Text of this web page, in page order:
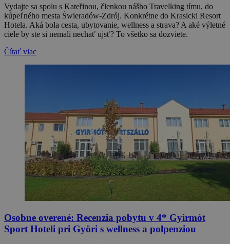
Vydajte sa spolu s Kateřinou, členkou nášho Travelking tímu, do
kúpeľného mesta Świeradów-Zdrój. Konkrétne do Krasicki Resort
Hotela. Aká bola cesta, ubytovanie, wellness a strava? A aké výletné
ciele by ste si nemali nechať ujsť? To všetko sa dozviete.
Čítať viac
Osobne overené: Recenzia pobytu v 4* Gyirmót
Sport Hoteli pri Györi s wellness a polpenziou